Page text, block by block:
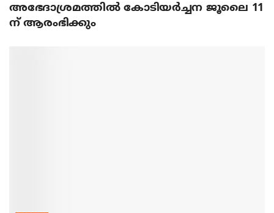
അഭേദാശ്രമത്തില്‍ കോടിയര്‍ച്ചന ജൂലൈ 11
ന് ആരംഭിക്കും